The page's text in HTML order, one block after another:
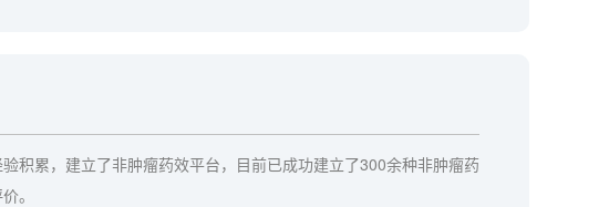
积累，建立了非肿瘤药效平台，目前已成功建立了300余种非肿瘤药
。